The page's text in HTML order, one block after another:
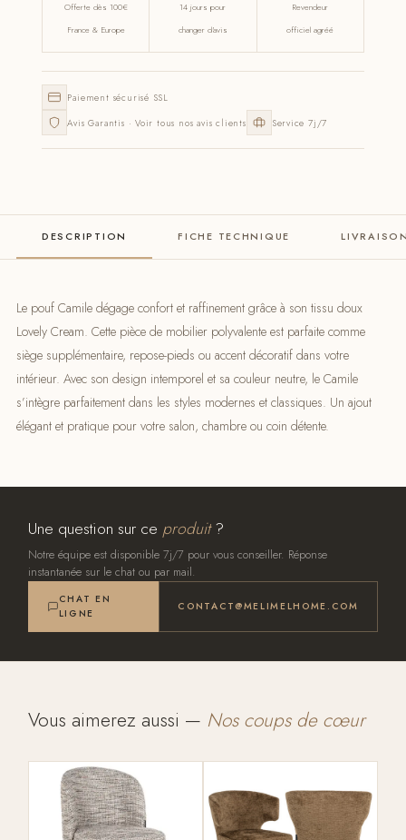
Offerte dès 100€
France & Europe
14 jours pour
changer d'avis
Revendeur
officiel agréé
Paiement sécurisé SSL
Avis Garantis · Voir tous nos avis clients
Service 7j/7
DESCRIPTION FICHE TECHNIQUE
Le pouf Camile dégage confort et raffinement grâce à son tissu doux
Lovely Cream. Cette pièce de mobilier polyvalente est parfaite comme
siège supplémentaire, repose-pieds ou accent décoratif dans votre
intérieur. Avec son design intemporel et sa couleur neutre, le Camile
s’intègre parfaitement dans les styles modernes et classiques. Un ajout
élégant et pratique pour votre salon, chambre ou coin détente.
Une question sur ce produit?
Notre équipe est disponible 7j/7 pour vous conseiller. Réponse
instantanée sur le chat ou par mail.
CHAT EN
LIGNE
CONTACT@MELIMELHOME.COM
Vous aimerez aussi — Nos coups de cœur